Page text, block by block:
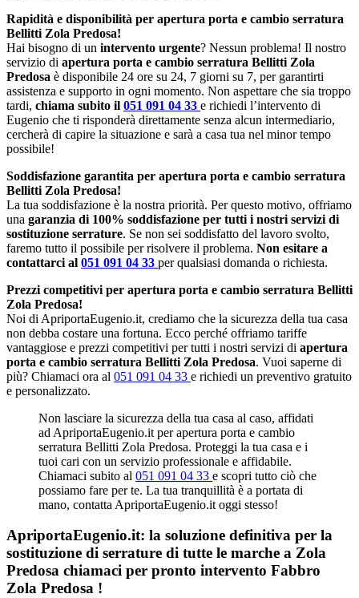
Rapidità e disponibilità per apertura porta e cambio serratura
Bellitti Zola Predosa!
Hai bisogno di un intervento urgente? Nessun problema! Il nostro
servizio di apertura porta e cambio serratura Bellitti Zola
Predosa è disponibile 24 ore su 24, 7 giorni su 7, per garantirti
assistenza e supporto in ogni momento. Non aspettare che sia troppo
tardi, chiama subito il 051 091 04 33 e richiedi l’intervento di
Eugenio che ti risponderà direttamente senza alcun intermediario,
cercherà di capire la situazione e sarà a casa tua nel minor tempo
possibile!
Soddisfazione garantita per apertura porta e cambio serratura
Bellitti Zola Predosa!
La tua soddisfazione è la nostra priorità. Per questo motivo, offriamo
una garanzia di 100% soddisfazione per tutti i nostri servizi di
sostituzione serrature. Se non sei soddisfatto del lavoro svolto,
faremo tutto il possibile per risolvere il problema. Non esitare a
contattarci al 051 091 04 33 per qualsiasi domanda o richiesta.
Prezzi competitivi per apertura porta e cambio serratura Bellitti
Zola Predosa!
Noi di ApriportaEugenio.it, crediamo che la sicurezza della tua casa
non debba costare una fortuna. Ecco perché offriamo tariffe
vantaggiose e prezzi competitivi per tutti i nostri servizi di apertura
porta e cambio serratura Bellitti Zola Predosa. Vuoi saperne di
più? Chiamaci ora al 051 091 04 33 e richiedi un preventivo gratuito
e personalizzato.
Non lasciare la sicurezza della tua casa al caso, affidati
ad ApriportaEugenio.it per apertura porta e cambio
serratura Bellitti Zola Predosa. Proteggi la tua casa e i
tuoi cari con un servizio professionale e affidabile.
Chiamaci subito al 051 091 04 33 e scopri tutto ciò che
possiamo fare per te. La tua tranquillità è a portata di
mano, contatta ApriportaEugenio.it oggi stesso!
ApriportaEugenio.it: la soluzione definitiva per la
sostituzione di serrature di tutte le marche a Zola
Predosa chiamaci per pronto intervento Fabbro
Zola Predosa !